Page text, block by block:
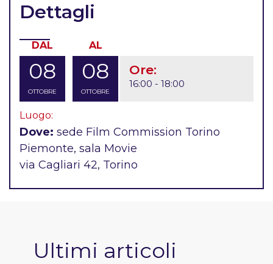
Dettagli
DAL
08
OTTOBRE
AL
08
OTTOBRE
Ore:
16:00 - 18:00
Luogo:
Dove: sede Film Commission Torino
Piemonte, sala Movie
via Cagliari 42, Torino
Ultimi articoli